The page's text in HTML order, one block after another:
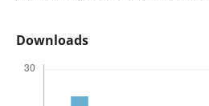
Downloads